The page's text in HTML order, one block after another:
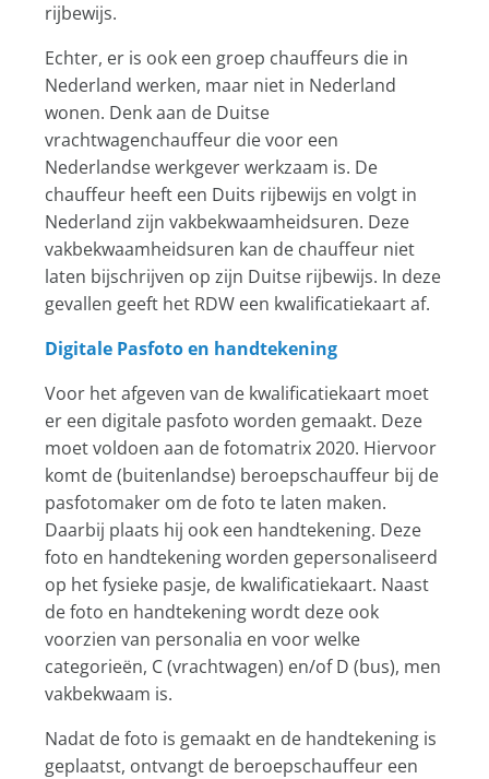
rijbewijs.
Echter, er is ook een groep chauffeurs die in
Nederland werken, maar niet in Nederland
wonen. Denk aan de Duitse
vrachtwagenchauffeur die voor een
Nederlandse werkgever werkzaam is. De
chauffeur heeft een Duits rijbewijs en volgt in
Nederland zijn vakbekwaamheidsuren. Deze
vakbekwaamheidsuren kan de chauffeur niet
laten bijschrijven op zijn Duitse rijbewijs. In deze
gevallen geeft het RDW een kwalificatiekaart af.
Digitale Pasfoto en handtekening
Voor het afgeven van de kwalificatiekaart moet
er een digitale pasfoto worden gemaakt. Deze
moet voldoen aan de fotomatrix 2020. Hiervoor
komt de (buitenlandse) beroepschauffeur bij de
pasfotomaker om de foto te laten maken.
Daarbij plaats hij ook een handtekening. Deze
foto en handtekening worden gepersonaliseerd
op het fysieke pasje, de kwalificatiekaart. Naast
de foto en handtekening wordt deze ook
voorzien van personalia en voor welke
categorieën, C (vrachtwagen) en/of D (bus), men
vakbekwaam is.
Nadat de foto is gemaakt en de handtekening is
geplaatst, ontvangt de beroepschauffeur een